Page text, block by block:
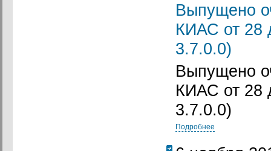
Выпущено
КИАС от 28
3.7.0.0)
Выпущено
КИАС от 28
3.7.0.0)
Подробнее